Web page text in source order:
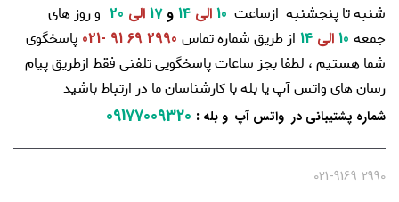
شنبه تا پنجشنبه ازساعت 10 الی و17 الی
و روز های
جمعه
الی از طریق شماره تماس 2990 69 91 -021
پاسخگوی
شما هستیم ، لطفا بجز ساعات پاسخگویی تلفنی فقط ازطریق پیام
رسان های واتس آپ یا بله با کارشناسان ما در ارتباط باشید
شماره پشتیبانی در واتس آپ و بله :
09177009320
2990 021-9169